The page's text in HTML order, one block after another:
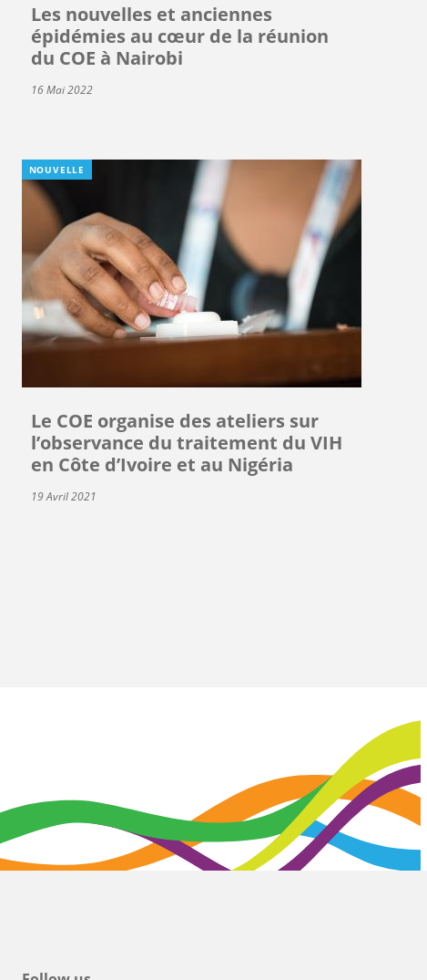
Les nouvelles et anciennes
épidémies au cœur de la réunion
du COE à Nairobi
16 Mai 2022
NOUVELLE
Le COE organise des ateliers sur
l’observance du traitement du VIH
en Côte d’Ivoire et au Nigéria
19 Avril 2021